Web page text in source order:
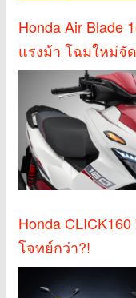
Honda Air Blade
แรงม้า โฉมใหม่จั
Honda
โจทย์กว่า?!